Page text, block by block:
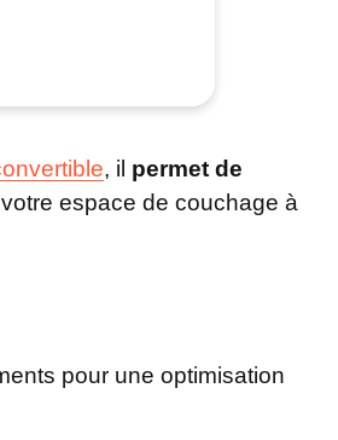
, il permet de
espace de couchage à
pour une optimisation